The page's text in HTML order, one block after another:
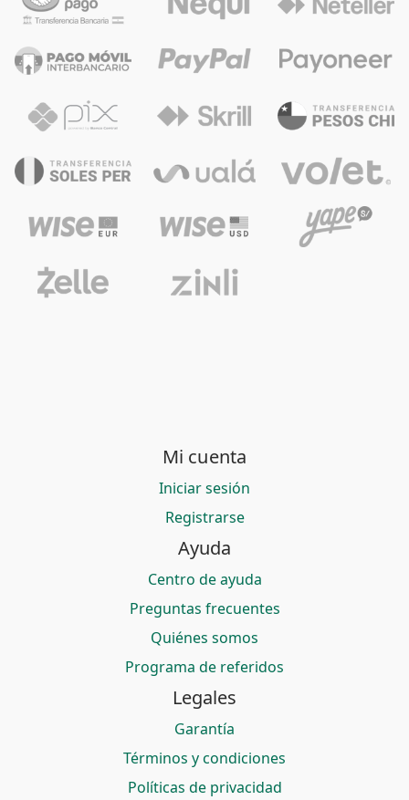
Mi cuenta
Iniciar sesión
Registrarse
Ayuda
Centro de ayuda
Preguntas frecuentes
Quiénes somos
Programa de referidos
Legales
Garantía
Términos y condiciones
Políticas de privacidad